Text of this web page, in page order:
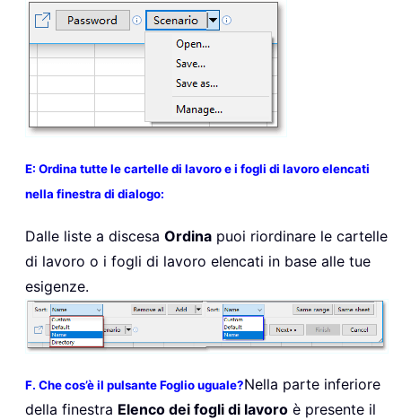
E: Ordina tutte le cartelle di lavoro e i fogli di lavoro elencati
nella finestra di dialogo:
Dalle liste a discesa Ordina puoi riordinare le cartelle
di lavoro o i fogli di lavoro elencati in base alle tue
esigenze.
F. Che cos’è il pulsante Foglio uguale?Nella parte inferiore
della finestra Elenco dei fogli di lavoro è presente il